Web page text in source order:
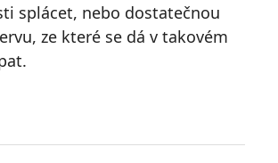
splácet, nebo dostatečnou
ze které se dá v takovém